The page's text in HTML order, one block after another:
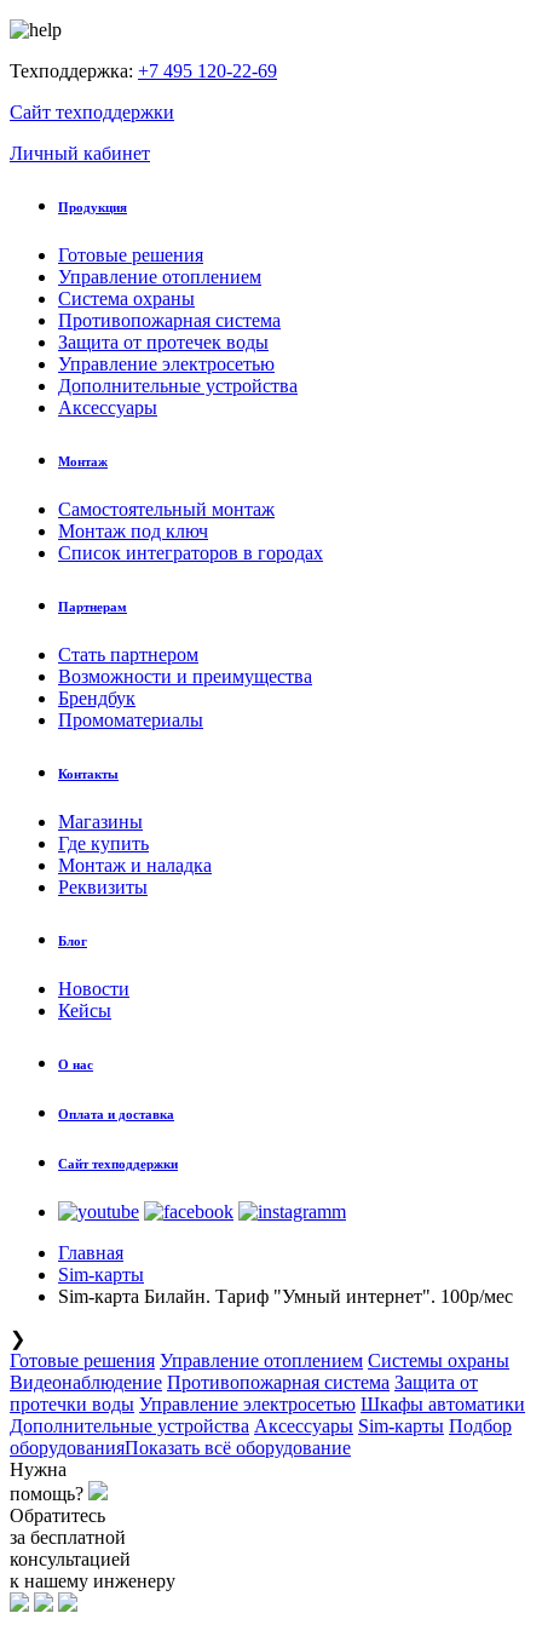
Техподдержка: +7 495 120-22-69
Сайт техподдержки
Личный кабинет
Продукция
Готовые решения
Управление отоплением
Система охраны
Противопожарная система
Защита от протечек воды
Управление электросетью
Дополнительные устройства
Аксессуары
Монтаж
Самостоятельный монтаж
Монтаж под ключ
Список интеграторов в городах
Партнерам
Стать партнером
Возможности и преимущества
Брендбук
Промоматериалы
Контакты
Магазины
Где купить
Монтаж и наладка
Реквизиты
Блог
Новости
Кейсы
О нас
Оплата и доставка
Сайт техподдержки
Главная
Sim-карты
Sim-карта Билайн. Тариф "Умный интернет". 100р/мес
❯
Готовые решения Управление отоплением Системы охраны
Видеонаблюдение Противопожарная система Защита от
протечки воды Управление электросетью Шкафы автоматики
Дополнительные устройства Аксессуары Sim-карты Подбор
оборудованияПоказать всё оборудование
Нужна
помощь?
Обратитесь
за бесплатной
консультацией
к нашему инженеру